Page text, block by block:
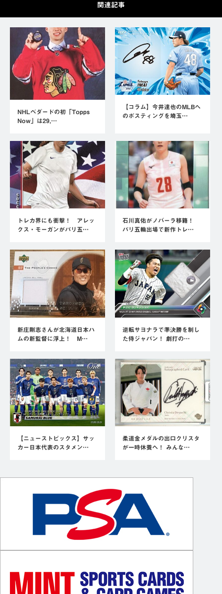
関連記事
NHLベダードの初「Topps
Now」は29,…
【コラム】今井達也のMLBへ
のポスティングを埼玉…
トレカ界にも衝撃！ アレッ
クス・モーガンがパリ五…
石川真佑がノバーラ移籍！
パリ五輪出場で新作トレ…
新庄剛志さんが北海道日本ハ
ムの新監督に浮上！ M…
逆転サヨナラで準決勝を制し
た侍ジャパン！ 劇打の…
【ニューストピックス】サッ
カー日本代表のスタメン…
柔道金メダルの出口クリスタ
が一時休養へ！ みんな…